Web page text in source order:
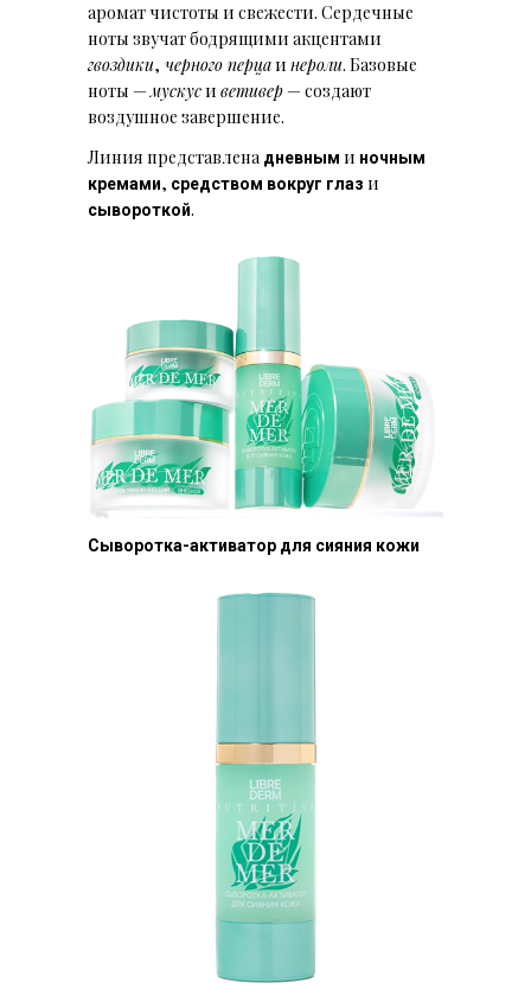
аромат чистоты и свежести. Сердечные
ноты звучат бодрящими акцентами
гвоздики, черного перцаи нероли. Базовые
ноты —мускуси ветивер— создают
воздушное завершение.
Линия представлена дневным и ночным
кремами, средством вокруг глаз и
сывороткой.
Cыворотка-активатор для сияния кожи